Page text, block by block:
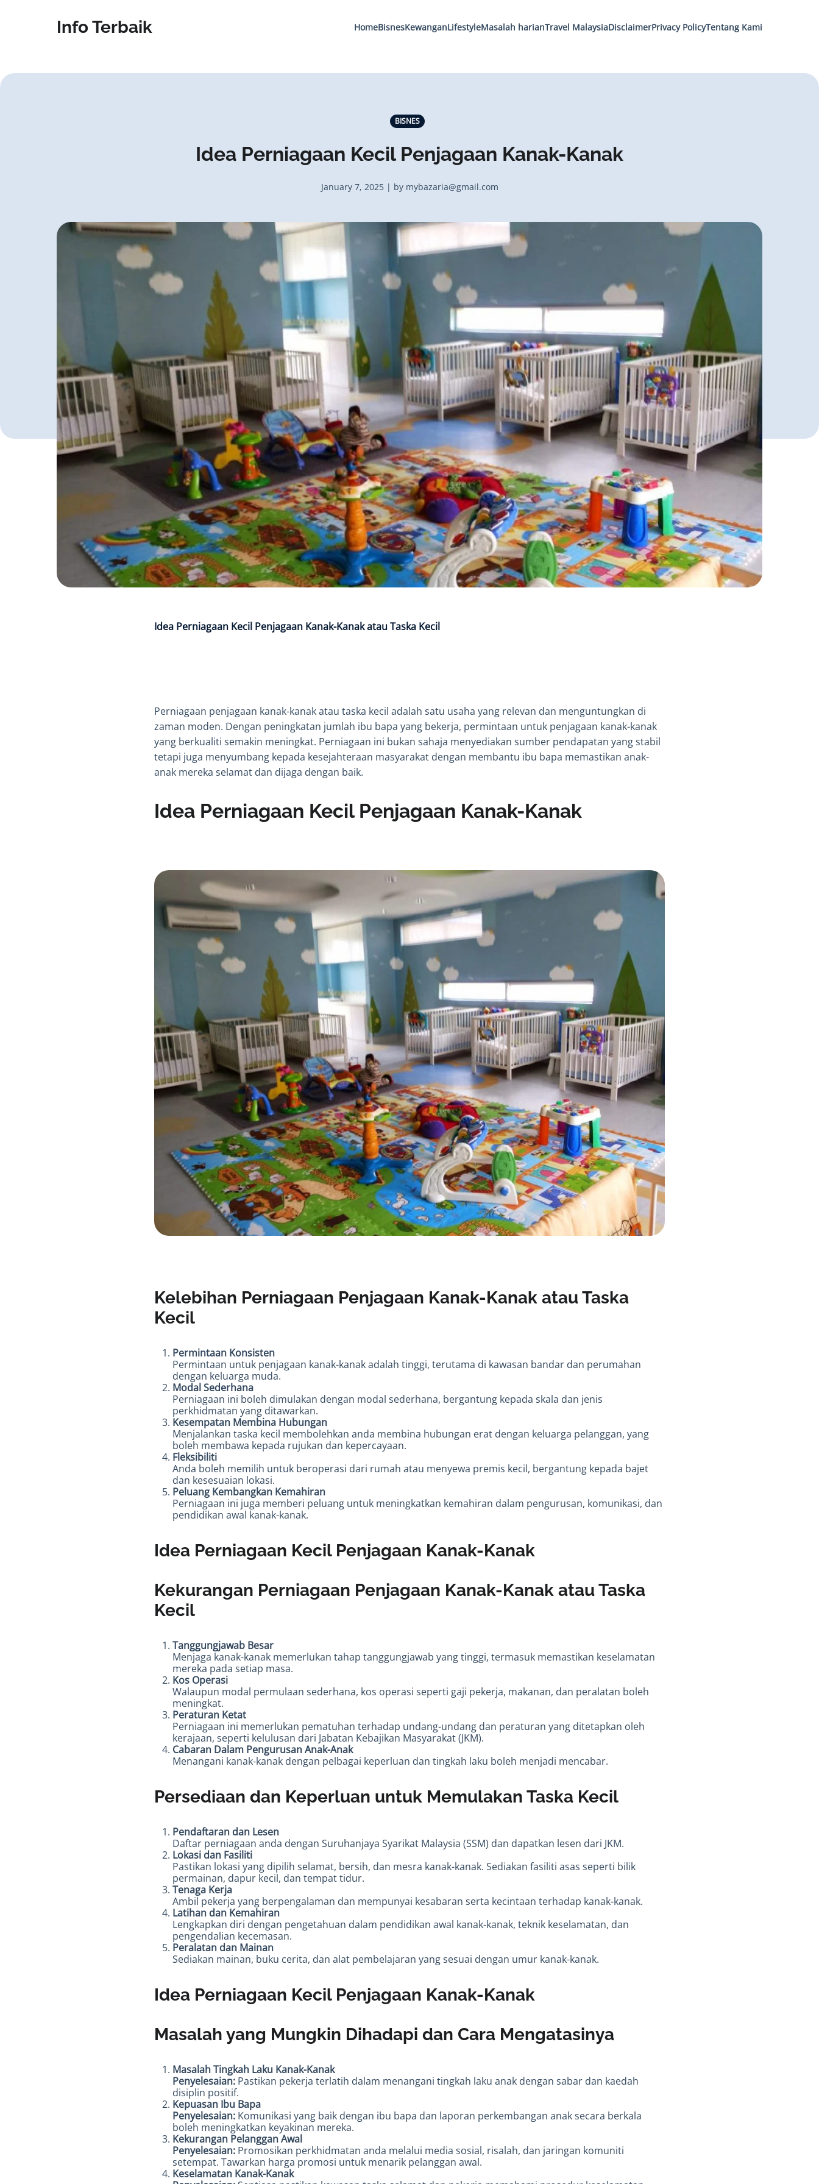
Info Terbaik HomeBisnesKewanganLifestyleMasalah harianTravel MalaysiaDisclaimerPrivacy PolicyTentang Kami
BISNES
Idea Perniagaan Kecil Penjagaan Kanak-Kanak
January 7, 2025 | by mybazaria@gmail.com
Idea Perniagaan Kecil Penjagaan Kanak-Kanak atau Taska Kecil
Perniagaan penjagaan kanak-kanak atau taska kecil adalah satu usaha yang relevan dan menguntungkan di
zaman moden. Dengan peningkatan jumlah ibu bapa yang bekerja, permintaan untuk penjagaan kanak-kanak
yang berkualiti semakin meningkat. Perniagaan ini bukan sahaja menyediakan sumber pendapatan yang stabil
tetapi juga menyumbang kepada kesejahteraan masyarakat dengan membantu ibu bapa memastikan anak-
anak mereka selamat dan dijaga dengan baik.
Idea Perniagaan Kecil Penjagaan Kanak-Kanak
Kelebihan Perniagaan Penjagaan Kanak-Kanak atau Taska
Kecil
Permintaan Konsisten
Permintaan untuk penjagaan kanak-kanak adalah tinggi, terutama di kawasan bandar dan perumahan
dengan keluarga muda.
Modal Sederhana
Perniagaan ini boleh dimulakan dengan modal sederhana, bergantung kepada skala dan jenis
perkhidmatan yang ditawarkan.
Kesempatan Membina Hubungan
Menjalankan taska kecil membolehkan anda membina hubungan erat dengan keluarga pelanggan, yang
boleh membawa kepada rujukan dan kepercayaan.
Fleksibiliti
Anda boleh memilih untuk beroperasi dari rumah atau menyewa premis kecil, bergantung kepada bajet
dan kesesuaian lokasi.
Peluang Kembangkan Kemahiran
Perniagaan ini juga memberi peluang untuk meningkatkan kemahiran dalam pengurusan, komunikasi, dan
pendidikan awal kanak-kanak.
Idea Perniagaan Kecil Penjagaan Kanak-Kanak
Kekurangan Perniagaan Penjagaan Kanak-Kanak atau Taska
Kecil
Tanggungjawab Besar
Menjaga kanak-kanak memerlukan tahap tanggungjawab yang tinggi, termasuk memastikan keselamatan
mereka pada setiap masa.
Kos Operasi
Walaupun modal permulaan sederhana, kos operasi seperti gaji pekerja, makanan, dan peralatan boleh
meningkat.
Peraturan Ketat
Perniagaan ini memerlukan pematuhan terhadap undang-undang dan peraturan yang ditetapkan oleh
kerajaan, seperti kelulusan dari Jabatan Kebajikan Masyarakat (JKM).
Cabaran Dalam Pengurusan Anak-Anak
Menangani kanak-kanak dengan pelbagai keperluan dan tingkah laku boleh menjadi mencabar.
Persediaan dan Keperluan untuk Memulakan Taska Kecil
Pendaftaran dan Lesen
Daftar perniagaan anda dengan Suruhanjaya Syarikat Malaysia (SSM) dan dapatkan lesen dari JKM.
Lokasi dan Fasiliti
Pastikan lokasi yang dipilih selamat, bersih, dan mesra kanak-kanak. Sediakan fasiliti asas seperti bilik
permainan, dapur kecil, dan tempat tidur.
Tenaga Kerja
Ambil pekerja yang berpengalaman dan mempunyai kesabaran serta kecintaan terhadap kanak-kanak.
Latihan dan Kemahiran
Lengkapkan diri dengan pengetahuan dalam pendidikan awal kanak-kanak, teknik keselamatan, dan
pengendalian kecemasan.
Peralatan dan Mainan
Sediakan mainan, buku cerita, dan alat pembelajaran yang sesuai dengan umur kanak-kanak.
Idea Perniagaan Kecil Penjagaan Kanak-Kanak
Masalah yang Mungkin Dihadapi dan Cara Mengatasinya
Masalah Tingkah Laku Kanak-Kanak
Penyelesaian: Pastikan pekerja terlatih dalam menangani tingkah laku anak dengan sabar dan kaedah
disiplin positif.
Kepuasan Ibu Bapa
Penyelesaian: Komunikasi yang baik dengan ibu bapa dan laporan perkembangan anak secara berkala
boleh meningkatkan keyakinan mereka.
Kekurangan Pelanggan Awal
Penyelesaian: Promosikan perkhidmatan anda melalui media sosial, risalah, dan jaringan komuniti
setempat. Tawarkan harga promosi untuk menarik pelanggan awal.
Keselamatan Kanak-Kanak